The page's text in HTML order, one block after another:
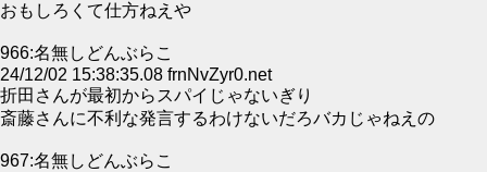
おもしろくて仕方ねえや
966:名無しどんぶらこ
24/12/02 15:38:35.08 frnNvZyr0.net
折田さんが最初からスパイじゃないぎり
斎藤さんに不利な発言するわけないだろバカじゃねえの
967:名無しどんぶらこ